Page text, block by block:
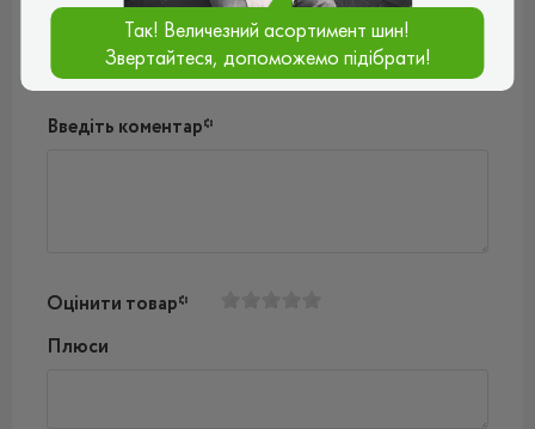
Ваш e-mail*
Введіть коментар*
Оцінити товар*
Плюси
Так! Величезний асортимент шин!
Звертайтеся, допоможемо підібрати!